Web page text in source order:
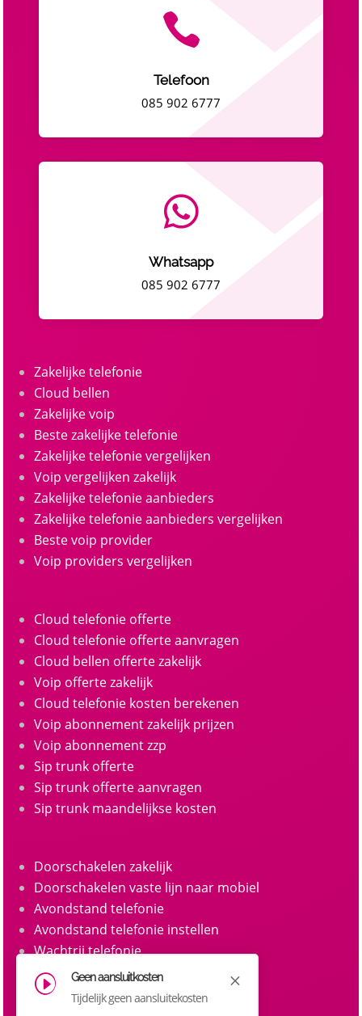

Telefoon
085 902 6777

Whatsapp
085 902 6777
Zakelijke telefonie
Cloud bellen
Zakelijke voip
Beste zakelijke telefonie
Zakelijke telefonie vergelijken
Voip vergelijken zakelijk
Zakelijke telefonie aanbieders
Zakelijke telefonie aanbieders vergelijken
Beste voip provider
Voip providers vergelijken
Cloud telefonie offerte
Cloud telefonie offerte aanvragen
Cloud bellen offerte zakelijk
Voip offerte zakelijk
Cloud telefonie kosten berekenen
Voip abonnement zakelijk prijzen
Voip abonnement zzp
Sip trunk offerte
Sip trunk offerte aanvragen
Sip trunk maandelijkse kosten
Doorschakelen zakelijk
Doorschakelen vaste lijn naar mobiel
Avondstand telefonie
Avondstand telefonie instellen
Wachtrij telefonie
Call queue telefonie
Belgroepen
M
I Geen aansluitkosten
Tijdelijk geen aansluitekosten